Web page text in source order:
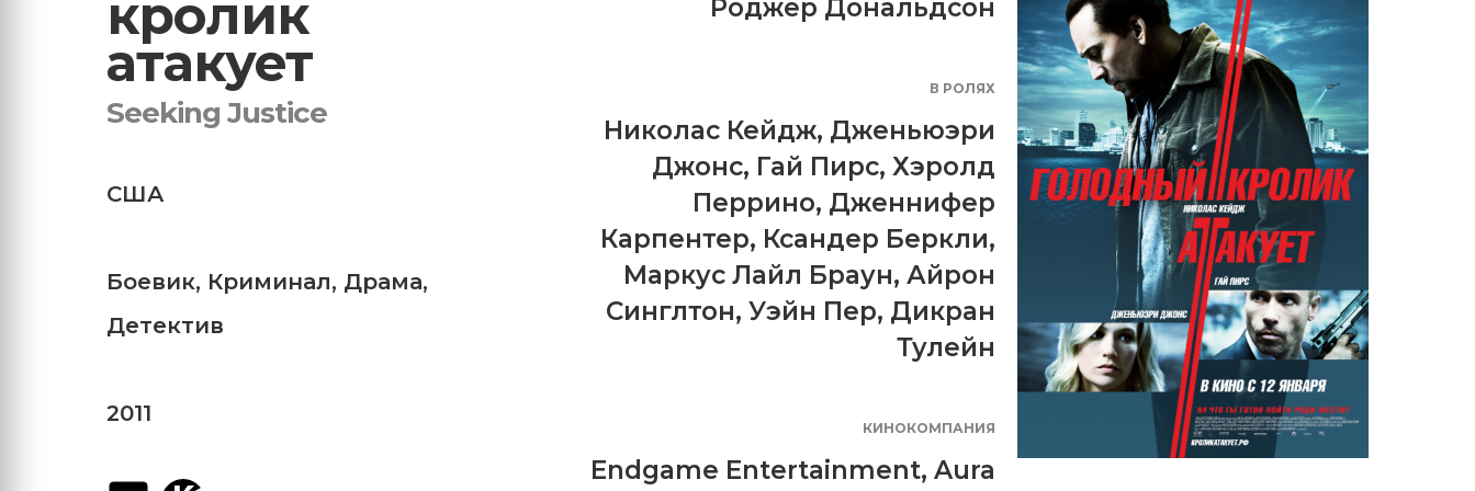
кролик
атакует
Seeking Justice
США
Боевик, Криминал, Драма,
Детектив
2011
Роджер Дональдсон
В РОЛЯХ
Николас Кейдж, Дженьюэри
Джонс, Гай Пирс, Хэролд
Перрино, Дженнифер
Карпентер, Ксандер Беркли,
Маркус Лайл Браун, Айрон
Синглтон, Уэйн Пер, Дикран
Тулейн
КИНОКОМПАНИЯ
Endgame Entertainment, Aura